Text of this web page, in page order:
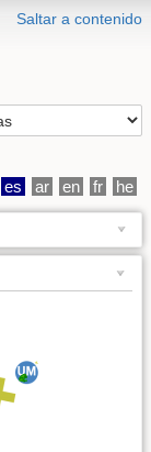
Saltar a contenido
es ar en fr he